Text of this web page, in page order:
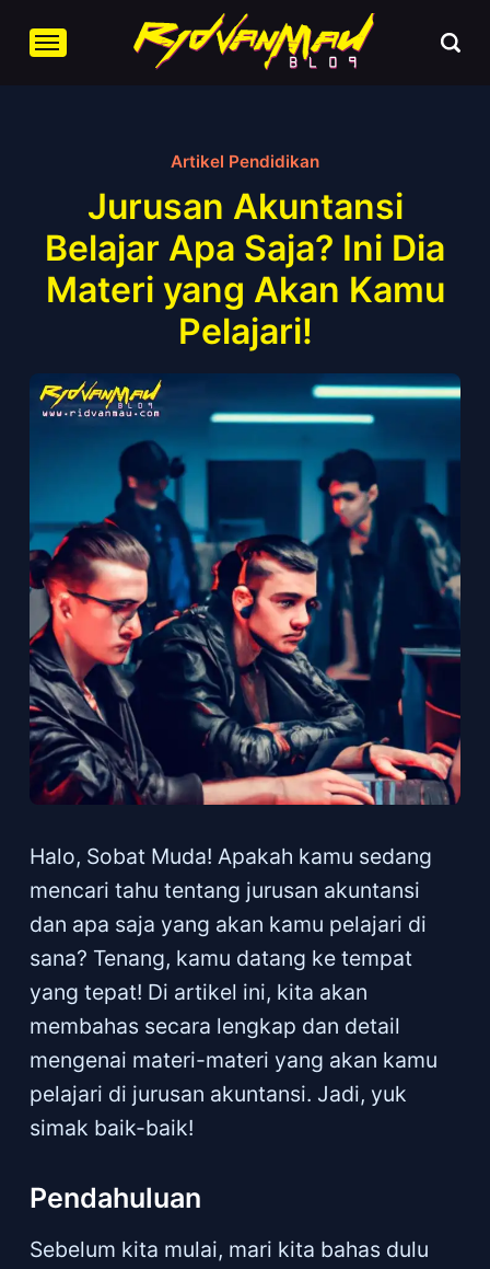
Artikel Pendidikan
Jurusan Akuntansi
Belajar Apa Saja? Ini Dia
Materi yang Akan Kamu
Pelajari!
Halo, Sobat Muda! Apakah kamu sedang
mencari tahu tentang jurusan akuntansi
dan apa saja yang akan kamu pelajari di
sana? Tenang, kamu datang ke tempat
yang tepat! Di artikel ini, kita akan
membahas secara lengkap dan detail
mengenai materi-materi yang akan kamu
pelajari di jurusan akuntansi. Jadi, yuk
simak baik-baik!
Pendahuluan
Sebelum kita mulai, mari kita bahas dulu